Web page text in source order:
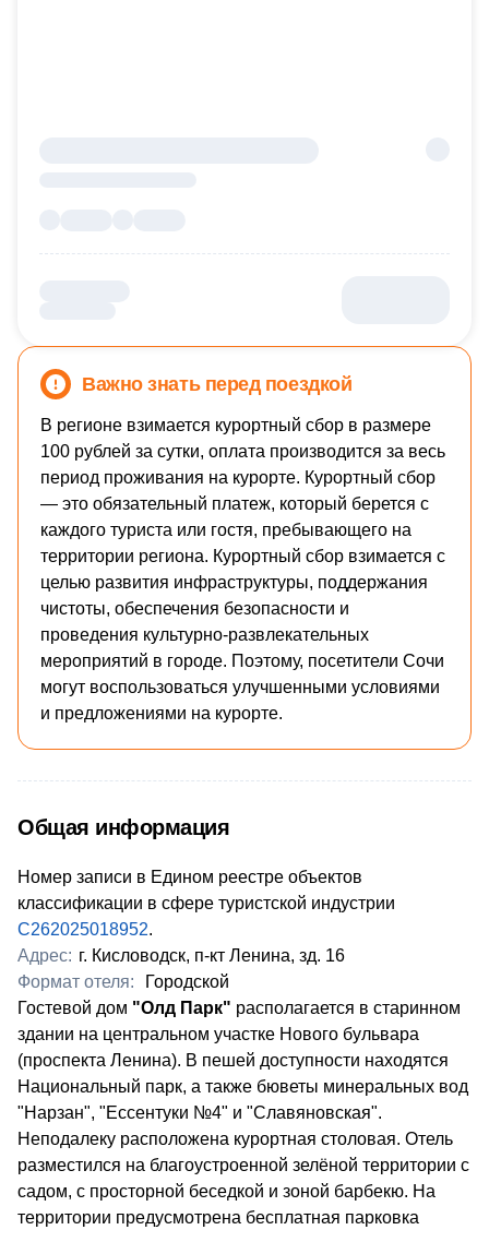
Важно знать перед поездкой
В регионе взимается курортный сбор в размере
100 рублей за сутки, оплата производится за весь
период проживания на курорте. Курортный сбор
— это обязательный платеж, который берется с
каждого туриста или гостя, пребывающего на
территории региона. Курортный сбор взимается с
целью развития инфраструктуры, поддержания
чистоты, обеспечения безопасности и
проведения культурно-развлекательных
мероприятий в городе. Поэтому, посетители Сочи
могут воспользоваться улучшенными условиями
и предложениями на курорте.
Общая информация
Номер записи в Едином реестре объектов
классификации в сфере туристской индустрии
С262025018952.
Адрес: г. Кисловодск, п-кт Ленина, зд. 16
Формат отеля:
Городской
​Гостевой дом "Олд Парк" располагается в старинном
здании на центральном участке Нового бульвара
(проспекта Ленина). В пешей доступности находятся
Национальный парк, а также бюветы минеральных вод
"Нарзан", "Ессентуки №4" и "Славяновская".
Неподалеку расположена курортная столовая. Отель
разместился на благоустроенной зелёной территории с
садом, с просторной беседкой и зоной барбекю. На
территории предусмотрена бесплатная парковка